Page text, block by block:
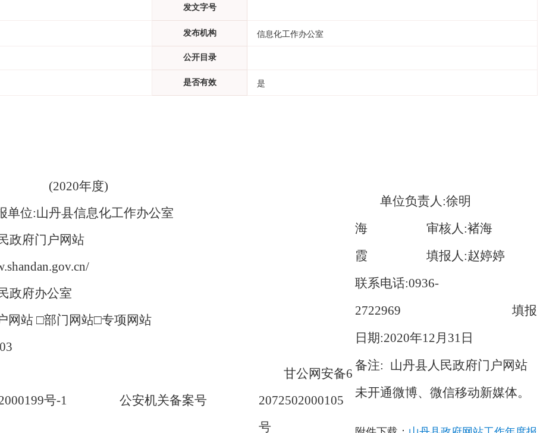
发文字号
发布机构 信息化工作办公室
公开目录
是否有效 是
(2020年度)
单位:山丹县信息化工作办公室
政府门户网站
政府办公室
网站 □部门网站□专项网站
号-1 公安机关备案号
甘公网安备6
2072502000105
号
单位负责人:徐明
海 审核人:褚海
霞 填报人:赵婷婷
联系电话:0936-
2722969 填报
日期:2020年12月31日
备注: 山丹县人民政府门户网站
未开通微博、微信移动新媒体。